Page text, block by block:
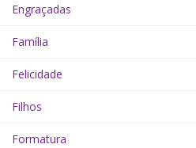
Engraçadas
Família
Felicidade
Filhos
Formatura